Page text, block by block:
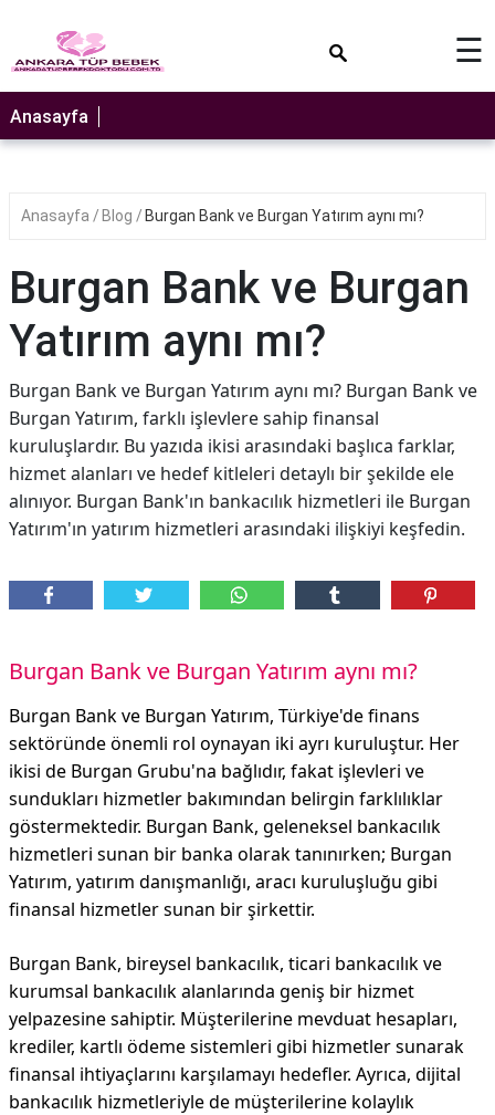
☰
Anasayfa
Anasayfa Blog Burgan Bank ve Burgan Yatırım aynı mı?
Burgan Bank ve Burgan
Yatırım aynı mı?
Burgan Bank ve Burgan Yatırım aynı mı? Burgan Bank ve
Burgan Yatırım, farklı işlevlere sahip finansal
kuruluşlardır. Bu yazıda ikisi arasındaki başlıca farklar,
hizmet alanları ve hedef kitleleri detaylı bir şekilde ele
alınıyor. Burgan Bank'ın bankacılık hizmetleri ile Burgan
Yatırım'ın yatırım hizmetleri arasındaki ilişkiyi keşfedin.
Burgan Bank ve Burgan Yatırım aynı mı?
Burgan Bank ve Burgan Yatırım, Türkiye'de finans
sektöründe önemli rol oynayan iki ayrı kuruluştur. Her
ikisi de Burgan Grubu'na bağlıdır, fakat işlevleri ve
sundukları hizmetler bakımından belirgin farklılıklar
göstermektedir. Burgan Bank, geleneksel bankacılık
hizmetleri sunan bir banka olarak tanınırken; Burgan
Yatırım, yatırım danışmanlığı, aracı kuruluşluğu gibi
finansal hizmetler sunan bir şirkettir.
Burgan Bank, bireysel bankacılık, ticari bankacılık ve
kurumsal bankacılık alanlarında geniş bir hizmet
yelpazesine sahiptir. Müşterilerine mevduat hesapları,
krediler, kartlı ödeme sistemleri gibi hizmetler sunarak
finansal ihtiyaçlarını karşılamayı hedefler. Ayrıca, dijital
bankacılık hizmetleriyle de müşterilerine kolaylık